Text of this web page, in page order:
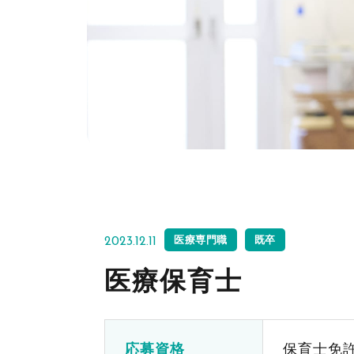
2023.12.11 医療専門職 既卒
医療保育士
応募資格 保育士免